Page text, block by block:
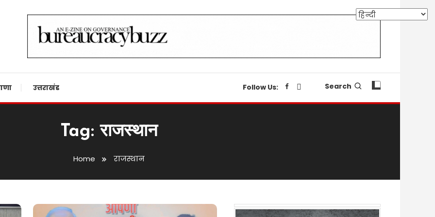
उत्तराखंड Follow Us: Search
Tag:राजस्थान
Home राजस्थान